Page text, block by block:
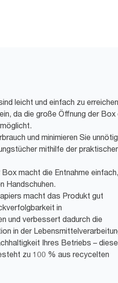
leicht und einfach zu erreichen
da die große Öffnung der Box
und minimieren Sie unnötig
mithilfe der
macht die Entnahme einfach,
Handschuhen.
macht das Produkt gut
in
und verbessert dadurch die
in der
Ihres Betriebs – diese
zu 100 % aus recycelten